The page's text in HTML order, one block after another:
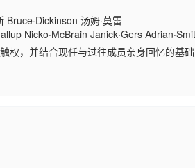
Bruce·Dickinson 汤姆·莫雷
Nicko·McBrain Janick·Gers
权，并结合现任与过往成员亲身回忆的基
标志性的传奇征程。这部震撼人心的纪录